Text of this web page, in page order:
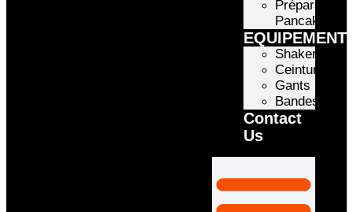
Préparation
Pancake
Shakers
Ceintures
Gants
Bandes
Contact
Us